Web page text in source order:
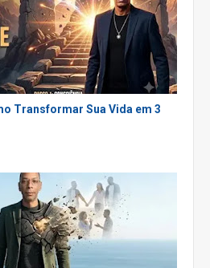
Transformar Sua Vida em 3